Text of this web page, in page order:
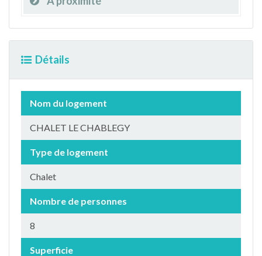
Détails
Nom du logement
CHALET LE CHABLEGY
Type de logement
Chalet
Nombre de personnes
8
Superficie